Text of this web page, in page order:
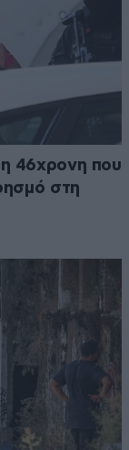
46χρονη που
στη